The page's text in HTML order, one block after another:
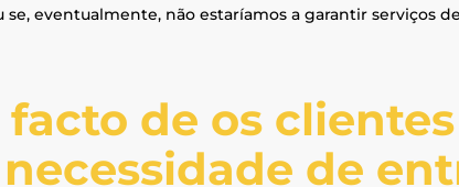
se, eventualmente, não estaríamos a garantir serviços
facto de os
necessidade de